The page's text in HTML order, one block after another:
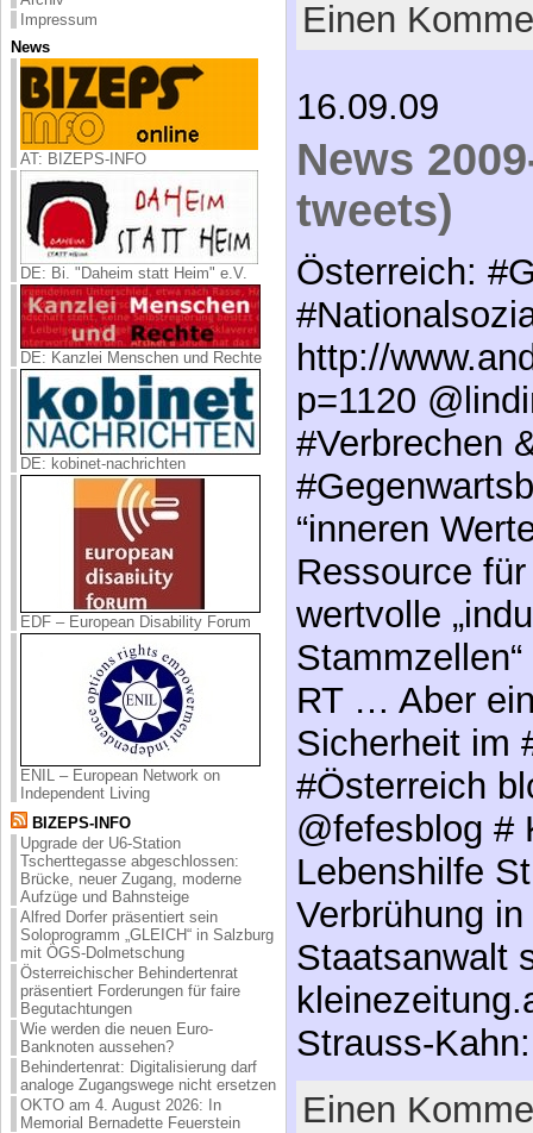
Impressum
News
AT: BIZEPS-INFO
DE: Bi. "Daheim statt Heim" e.V.
DE: Kanzlei Menschen und Rechte
DE: kobinet-nachrichten
EDF – European Disability Forum
ENIL – European Network on
Independent Living
BIZEPS-INFO
Upgrade der U6-Station
Tscherttegasse abgeschlossen:
Brücke, neuer Zugang, moderne
Aufzüge und Bahnsteige
Alfred Dorfer präsentiert sein
Soloprogramm „GLEICH“ in Salzburg
mit ÖGS-Dolmetschung
Österreichischer Behindertenrat
präsentiert Forderungen für faire
Begutachtungen
Wie werden die neuen Euro-
Banknoten aussehen?
Behindertenrat: Digitalisierung darf
analoge Zugangswege nicht ersetzen
OKTO am 4. August 2026: In
Memorial Bernadette Feuerstein
Einen
16.09.09
News
tweets)
Österreich:
http://
p=1120
#Verbrechen
“inneren
Ressource
wertvolle
RT … Aber
Sicherheit im
#Österreich
@fefesblog #
Lebenshilfe
Verbrühung
Staatsanwalt
Strauss-
Einen